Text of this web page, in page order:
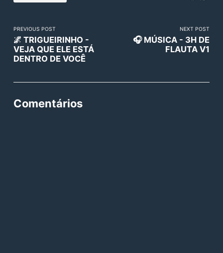
PREVIOUS POST
🌌 TRIGUEIRINHO -
VEJA QUE ELE ESTÁ
DENTRO DE VOCÊ
NEXT POST
🎧 MÚSICA - 3H DE
FLAUTA V1
Comentários